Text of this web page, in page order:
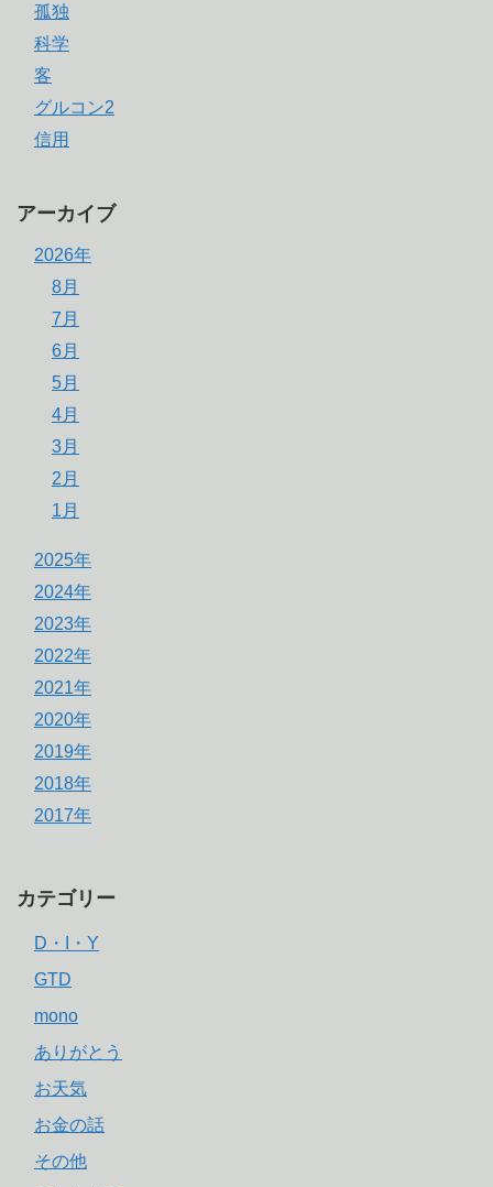
孤独
科学
客
グルコン2
信用
アーカイブ
2026年
8月
7月
6月
5月
4月
3月
2月
1月
2025年
2024年
2023年
2022年
2021年
2020年
2019年
2018年
2017年
カテゴリー
D・I・Y
GTD
mono
ありがとう
お天気
お金の話
その他